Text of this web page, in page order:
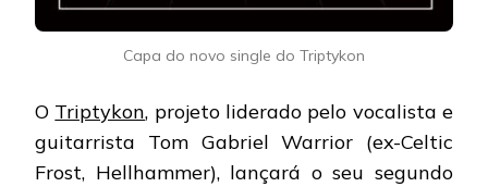
Capa do novo single do Triptykon
O Triptykon, projeto liderado pelo vocalista e
guitarrista Tom Gabriel Warrior (ex-Celtic
Frost, Hellhammer), lançará o seu segundo